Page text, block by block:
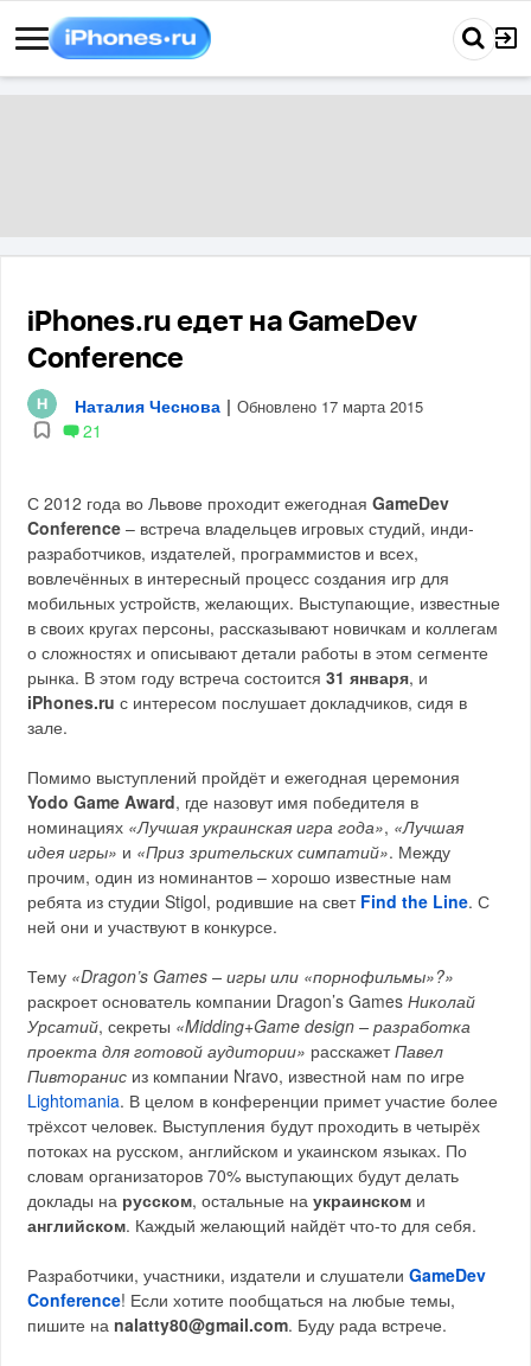
iPhones.ru едет на GameDev
Conference
Наталия Чеснова | Обновлено 17 марта 2015
21
С 2012 года во Львове проходит ежегоднаяGameDev
Conference – встреча владельцев игровых студий, инди-
разработчиков, издателей, программистов и всех,
вовлечённых в интересный процесс создания игр для
мобильных устройств, желающих. Выступающие, известные
в своих кругах персоны, рассказывают новичкам и коллегам
о сложностях и описывают детали работы в этом сегменте
рынка. В этом году встреча состоится31 января, и
iPhones.ru с интересом послушает докладчиков, сидя в
зале.
Помимо выступлений пройдёт и ежегодная церемония
Yodo Game Award, где назовут имя победителя в
номинациях «Лучшая украинская игра года», «Лучшая
идея игры» и «Приз зрительских симпатий». Между
прочим, один из номинантов – хорошо известные нам
ребята из студии Stigol, родившие на свет Find the Line. С
ней они и участвуют в конкурсе.
Тему «Dragon’s Games – игры или «порнофильмы»?»
раскроет основатель компании Dragon’s GamesНиколай
Урсатий, секреты «Midding+Game design – разработка
проекта для готовой аудитории» расскажетПавел
Пивторанис из компании Nravo, известной нам по игре
Lightomania. В целом в конференции примет участие более
трёхсот человек. Выступления будут проходить в четырёх
потоках на русском, английском и укаинском языках. По
словам организаторов 70% выступающих будут делать
доклады на русском, остальные наукраинском и
английском. Каждый желающий найдёт что-то для себя.
Разработчики, участники, издатели и слушателиGameDev
Conference! Если хотите пообщаться на любые темы,
пишите на nalatty80@gmail.com. Буду рада встрече.